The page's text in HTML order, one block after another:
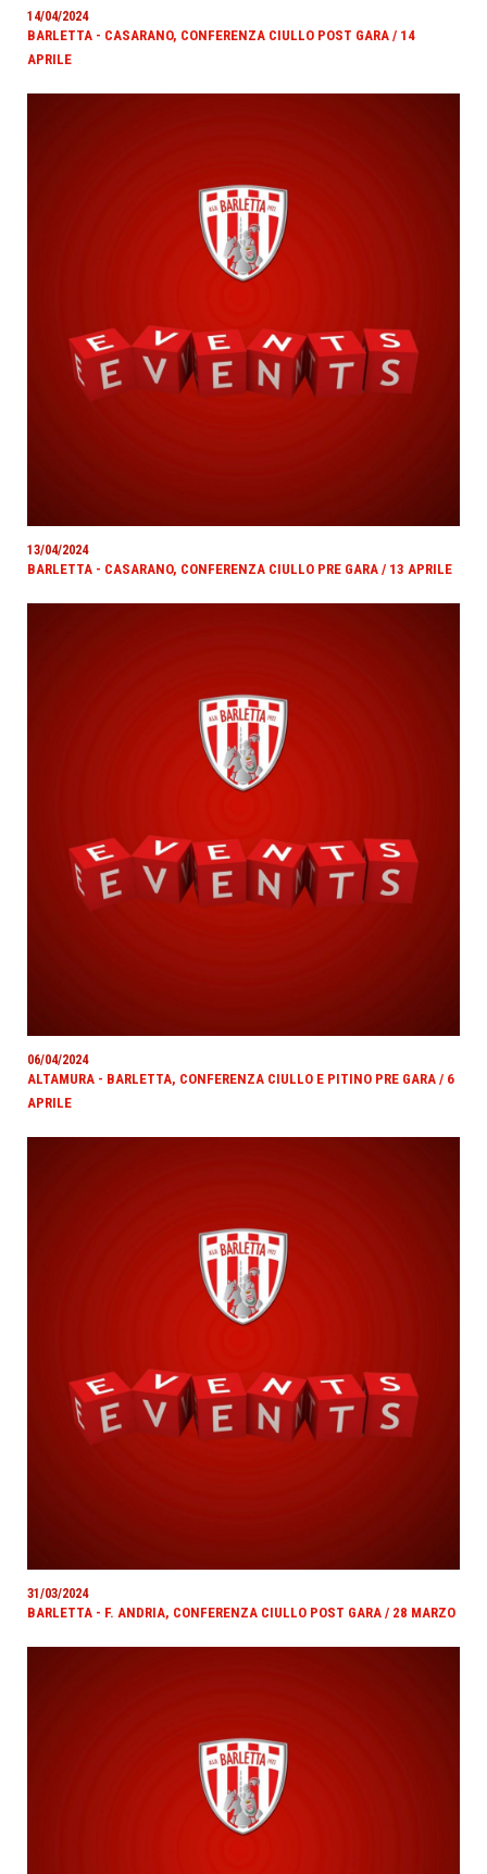
14/04/2024
BARLETTA - CASARANO, CONFERENZA CIULLO POST GARA / 14
APRILE
13/04/2024
BARLETTA - CASARANO, CONFERENZA CIULLO PRE GARA / 13 APRILE
06/04/2024
ALTAMURA - BARLETTA, CONFERENZA CIULLO E PITINO PRE GARA / 6
APRILE
31/03/2024
BARLETTA - F. ANDRIA, CONFERENZA CIULLO POST GARA / 28 MARZO